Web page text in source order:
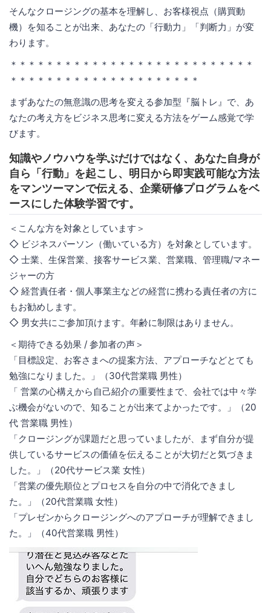
そんなクロージングの基本を理解し、お客様視点（購買動
機）を知ることが出来、あなたの「行動力」「判断力」が変
わります。
＊＊＊＊＊＊＊＊＊＊＊＊＊＊＊＊＊＊＊＊＊＊＊＊＊＊＊
＊＊＊＊＊＊＊＊＊＊＊＊＊＊＊＊＊＊＊＊＊
まずあなたの無意識の思考を変える参加型『脳トレ』で、あ
なたの考え方をビジネス思考に変える方法をゲーム感覚で学
びます。
知識やノウハウを学ぶだけではなく、あなた自身が
自ら「行動」を起こし、明日から即実践可能な方法
をマンツーマンで伝える、企業研修プログラムをベ
ースにした体験学習です。
＜こんな方を対象としています＞
◇ ビジネスパーソン（働いている方）を対象としています。
◇ 士業、生保営業、接客サービス業、営業職、管理職/マネー
ジャーの方
◇ 経営責任者・個人事業主などの経営に携わる責任者の方に
もお勧めします。
◇ 男女共にご参加頂けます。年齢に制限はありません。
＜期待できる効果 / 参加者の声＞
「目標設定、お客さまへの提案方法、アプローチなどとても
勉強になりました。」（30代営業職 男性）
「 営業の心構えから自己紹介の重要性まで、会社では中々学
ぶ機会がないので、知ることが出来てよかったです。」（20
代 営業職 男性）
「クロージングが課題だと思っていましたが、まず自分が提
供しているサービスの価値を伝えることが大切だと気づきま
した。」（20代サービス業 女性）
「営業の優先順位とプロセスを自分の中で消化できまし
た。」（20代営業職 女性）
「プレゼンからクロージングへのアプローチが理解できまし
た。」（40代営業職 男性）